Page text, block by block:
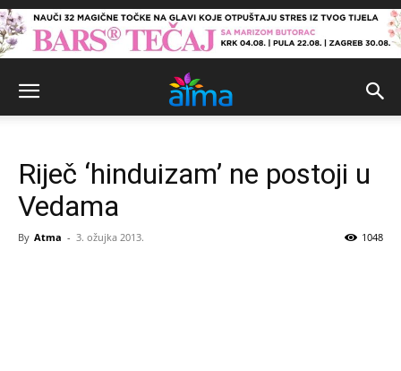
Riječ ‘hinduizam’ ne postoji u
Vedama
By Atma - 3. ožujka 2013. 1048